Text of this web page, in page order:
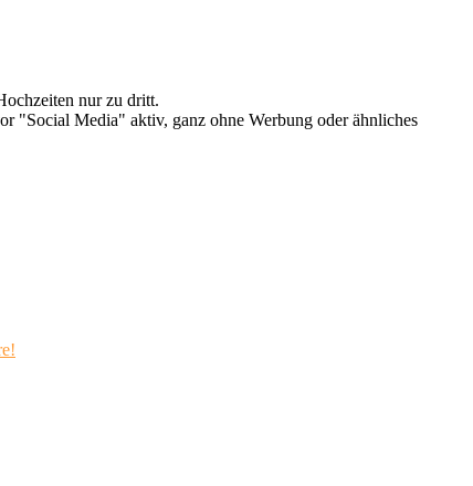
nur zu dritt.
"Social Media" aktiv, ganz ohne Werbung oder ähnliches